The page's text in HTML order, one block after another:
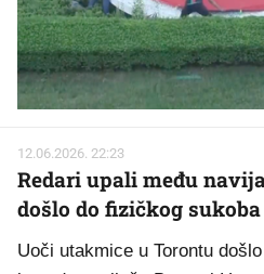
12.06.2026. 22:23
Redari upali među
došlo do fizičkog sukoba
Uoči utakmice u Torontu